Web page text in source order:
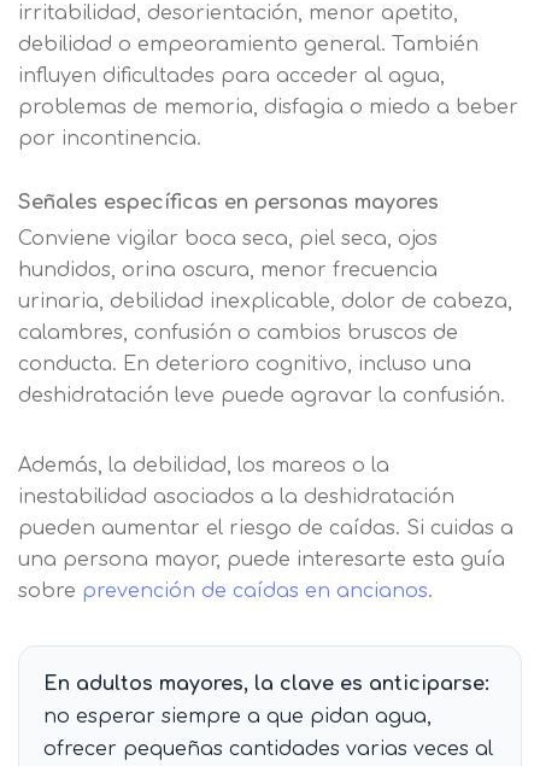
irritabilidad, desorientación, menor apetito,
debilidad o empeoramiento general. También
influyen dificultades para acceder al agua,
problemas de memoria, disfagia o miedo a beber
por incontinencia.
Señales específicas en personas mayores
Conviene vigilar boca seca, piel seca, ojos
hundidos, orina oscura, menor frecuencia
urinaria, debilidad inexplicable, dolor de cabeza,
calambres, confusión o cambios bruscos de
conducta. En deterioro cognitivo, incluso una
deshidratación leve puede agravar la confusión.
Además, la debilidad, los mareos o la
inestabilidad asociados a la deshidratación
pueden aumentar el riesgo de caídas. Si cuidas a
una persona mayor, puede interesarte esta guía
sobre prevención de caídas en ancianos.
En adultos mayores, la clave es anticiparse:
no esperar siempre a que pidan agua,
ofrecer pequeñas cantidades varias veces al